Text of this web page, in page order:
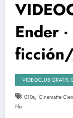
Ender
ficción/
VIDEOCLUB GRATIS
010s, Cinematte
Flix